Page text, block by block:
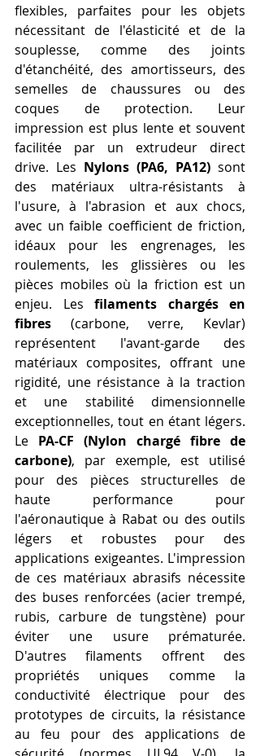
flexibles, parfaites pour les objets
nécessitant de l'élasticité et de la
souplesse, comme des joints
d'étanchéité, des amortisseurs, des
semelles de chaussures ou des
coques de protection. Leur
impression est plus lente et souvent
facilitée par un extrudeur direct
drive. Les Nylons (PA6, PA12) sont
des matériaux ultra-résistants à
l'usure, à l'abrasion et aux chocs,
avec un faible coefficient de friction,
idéaux pour les engrenages, les
roulements, les glissières ou les
pièces mobiles où la friction est un
enjeu. Les filaments chargés en
fibres (carbone, verre, Kevlar)
représentent l'avant-garde des
matériaux composites, offrant une
rigidité, une résistance à la traction
et une stabilité dimensionnelle
exceptionnelles, tout en étant légers.
Le PA-CF (Nylon chargé fibre de
carbone), par exemple, est utilisé
pour des pièces structurelles de
haute performance pour
l'aéronautique à Rabat ou des outils
légers et robustes pour des
applications exigeantes. L'impression
de ces matériaux abrasifs nécessite
des buses renforcées (acier trempé,
rubis, carbure de tungstène) pour
éviter une usure prématurée.
D'autres filaments offrent des
propriétés uniques comme la
conductivité électrique pour des
prototypes de circuits, la résistance
au feu pour des applications de